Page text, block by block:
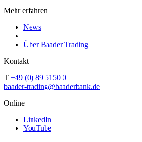
Mehr erfahren
News
Über Baader Trading
Kontakt
T +49 (0) 89 5150 0
baader-trading@baaderbank.de
Online
LinkedIn
YouTube